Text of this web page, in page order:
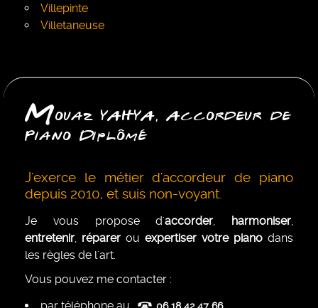
Villepinte
Villetaneuse
Mouaz YAHYA, Accordeur de
Piano Diplômé
J'exerce le métier d'accordeur de piano
depuis 2010, et suis non-voyant.
Je vous propose d'accorder, harmoniser,
entretenir, réparer ou expertiser votre piano dans
les règles de l'art.
Vous pouvez me contacter :